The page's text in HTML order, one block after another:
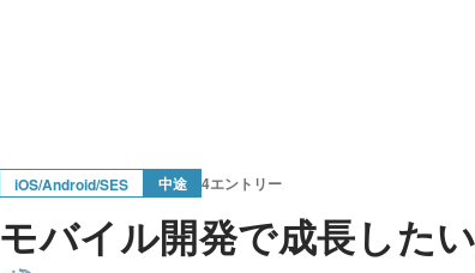
iOS/Android/SES 中途 4エントリー
モバイル開発で成長した